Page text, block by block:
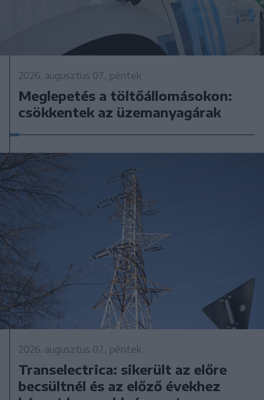
2026. augusztus 07., péntek
Meglepetés a töltőállomásokon:
csökkentek az üzemanyagárak
2026. augusztus 07., péntek
Transelectrica: sikerült az előre
becsültnél és az előző évekhez